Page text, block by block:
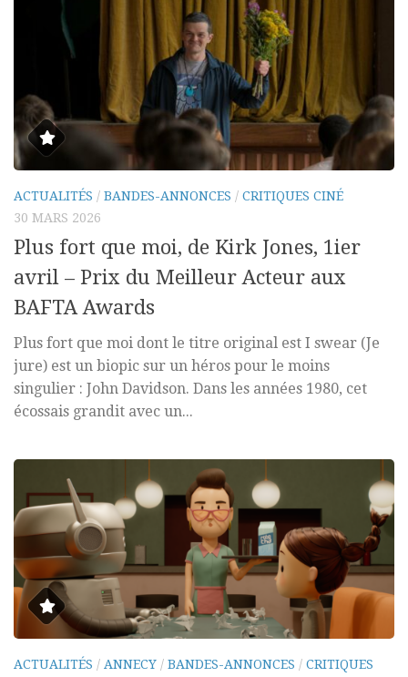
ACTUALITÉS / BANDES-ANNONCES / CRITIQUES CINÉ
30 MARS 2026
Plus fort que moi, de Kirk Jones, 1ier
avril – Prix du Meilleur Acteur aux
BAFTA Awards
Plus fort que moi dont le titre original est I swear (Je
jure) est un biopic sur un héros pour le moins
singulier : John Davidson. Dans les années 1980, cet
écossais grandit avec un...
ACTUALITÉS / ANNECY / BANDES-ANNONCES / CRITIQUES